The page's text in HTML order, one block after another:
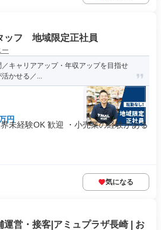
ッフ 地域限定正社員
／キャリアアップ・年収アップを目指せ
かせる／...
円
未経験OK 歓迎 ・小売業の経験がある
気になる
運営・接客|アミュプラザ長崎 | お